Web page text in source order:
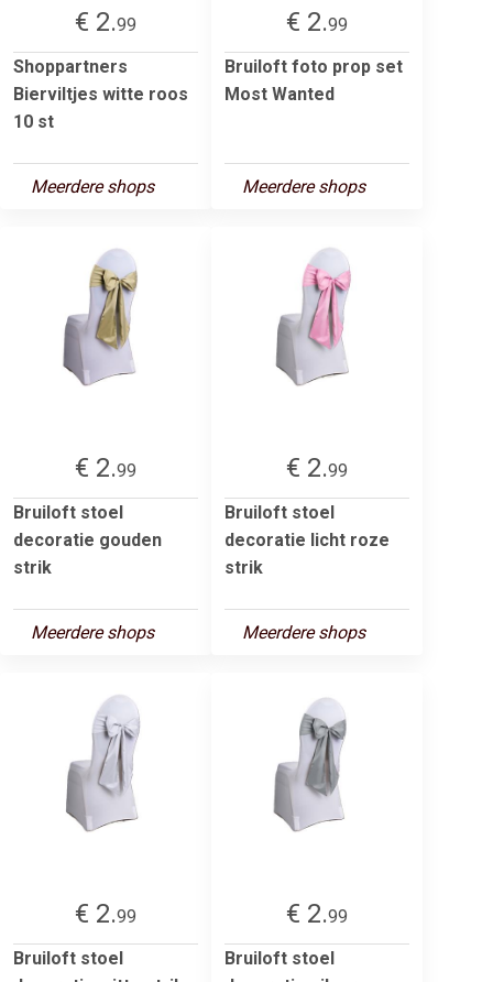
€ 2.99
Shoppartners
Bierviltjes witte roos
10 st
Meerdere shops
€ 2.99
Bruiloft foto prop set
Most Wanted
Meerdere shops
€ 2.99
Bruiloft stoel
decoratie gouden
strik
Meerdere shops
€ 2.99
Bruiloft stoel
decoratie licht roze
strik
Meerdere shops
€ 2.99
Bruiloft stoel
€ 2.99
Bruiloft stoel